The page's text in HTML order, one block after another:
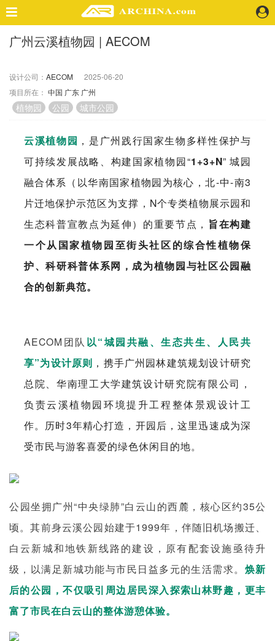
精选案例
景 观
室 内
视 频
业 界
机 构
人 物
地 产
企业招聘
广告投放
关于我们
联系我们
广州云溪植物园 | AECOM
设计公司： AECOM
2025-06-20
项目所在： 中国 广东 广州
植物园 公园 城市公园
云溪植物园 ，是广州践行国家生物多样性保护与
可持续发展战略、构建国家植物园“1+3+N” 城园
融合体系（以华南国家植物园为核心，北-中-南3
片迁地保护示范区为支撑，N个专类植物展示园和
生态科普宣教点为延伸）的重要节点， 旨在构建
一个从国家植物园至街头社区的综合性植物保
护、科研科普体系网，成为植物园与社区公园融
合的创新典范。
AECOM团队 以“城园共融、生态共生、人民共
享”为设计原则 ，携手广州园林建筑规划设计研究
总院、华南理工大学建筑设计研究院有限公司，
负责云溪植物园环境提升工程整体景观设计工
作。历时3年精心打造，开园后，这里迅速成为深
受市民与游客喜爱的绿色休闲目的地。
公园坐拥广州“中央绿肺”白云山的西麓，核心区约35公
顷。其前身云溪公园始建于1999年，伴随旧机场搬迁、
白云新城和地铁新线路的建设，原有配套设施亟待升
级，以满足新城功能与市民日益多元的生活需求。 焕新
后的公园，不仅吸引周边居民深入探索山林野趣，更丰
富了市民在白云山的整体游憩体验。